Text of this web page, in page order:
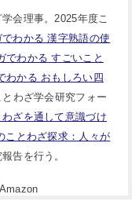
会理事。2025年度こ
でわかる 漢字熟語の使
でわかる すごいこと
わかる おもしろい四
わざ学会研究フォー
ざを通して意識づけ
ことわざ探求：人々が
告を行う。